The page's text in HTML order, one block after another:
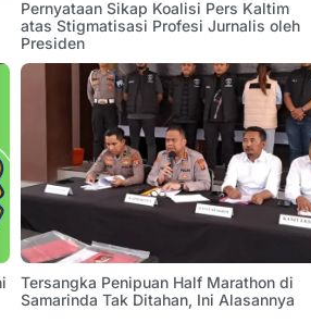
Pernyataan Sikap Koalisi Pers Kaltim
atas Stigmatisasi Profesi Jurnalis oleh
Presiden
Tersangka Penipuan Half Marathon di
Samarinda Tak Ditahan, Ini Alasannya